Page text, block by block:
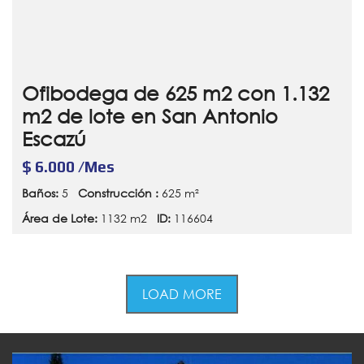
Ofibodega de 625 m2 con 1.132
m2 de lote en San Antonio
Escazú
$ 6.000 /Mes
Baños: 5 Construcción : 625 m²
Área de Lote: 1132 m2 ID: 116604
LOAD MORE